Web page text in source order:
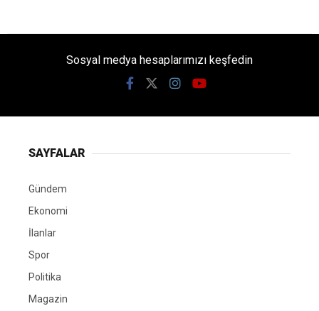
Sosyal medya hesaplarımızı keşfedin
SAYFALAR
Gündem
Ekonomi
İlanlar
Spor
Politika
Magazin